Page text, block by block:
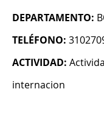
DEPARTAMENTO:
TELÉFONO:
ACTIVIDAD:
internacion